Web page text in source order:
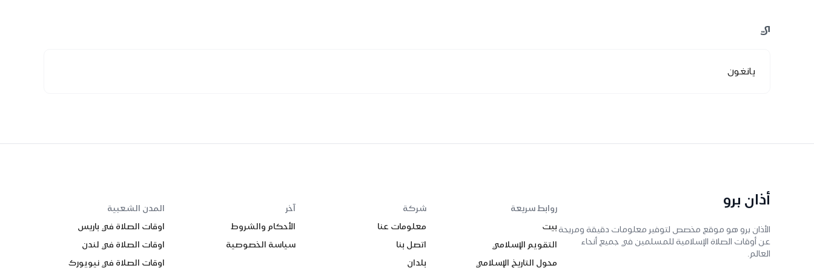
ي
يانغون
أذان برو
الأذان برو هو موقع مخصص لتوفير معلومات دقيقة ومريحة
عن أوقات الصلاة الإسلامية للمسلمين في جميع أنحاء
العالم.
روابط سريعة
بيت
التقويم الإسلامي
محول التاريخ الإسلامي
شركة
معلومات عنا
اتصل بنا
بلدان
آخر
الأحكام والشروط
سياسة الخصوصية
المدن الشعبية
اوقات الصلاة في باريس
اوقات الصلاة في لندن
اوقات الصلاة في نيويورك